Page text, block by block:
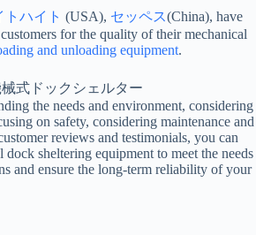
トハイト (USA), セッペス(China), have
for the quality of their mechanical
and unloading equipment.
the needs and environment, considering
on safety, considering maintenance and
reviews and testimonials, you can
dock sheltering equipment to meet the needs
and ensure the long-term reliability of your